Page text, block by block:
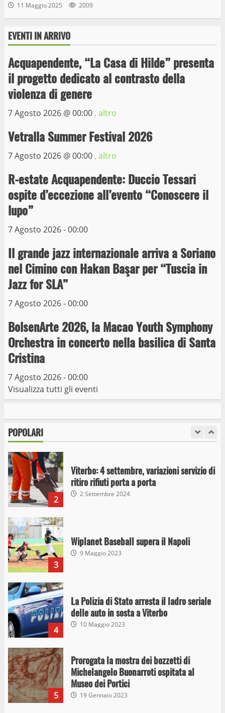
11 Maggio 2025 2009
EVENTI IN ARRIVO
Acquapendente, “La Casa di Hilde” presenta
il progetto dedicato al contrasto della
violenza di genere
7 Agosto 2026 @00:00, altro
Vetralla Summer Festival 2026
7 Agosto 2026 @00:00, altro
R-estate Acquapendente: Duccio Tessari
ospite d’eccezione all’evento “Conoscere il
lupo”
7 Agosto 2026 - 00:00
Il grande jazz internazionale arriva a Soriano
nel Cimino con Hakan Başar per “Tuscia in
Jazz for SLA”
7 Agosto 2026 - 00:00
BolsenArte 2026, la Macao Youth Symphony
Orchestra in concerto nella basilica di Santa
Cristina
7 Agosto 2026 - 00:00
Visualizza tutti gli eventi
POPOLARI
3
Wiplanet Baseball supera il Napoli
9 Maggio 2023
4
La Polizia di Stato arresta il ladro seriale
delle auto in sosta a Viterbo
Prorogata la mostra dei bozzetti di
Museo dei Portici
6
Trasporto pubblico locale, trasferimento
capolinea al terminal Riello dal 15 al 17
15 Giugno 2023
Giochi Sportivi Studenteschi di Atletica a
Viterbo
I Carabinieri arrestano due giovani per
stupefacenti
2
Viterbo: 4 settembre, variazioni servizio di
ritiro rifiuti porta a porta
2 Settembre 2024
3
Wiplanet Baseball supera il Napoli
9 Maggio 2023
4
La Polizia di Stato arresta il ladro seriale
delle auto in sosta a Viterbo
10 Maggio 2023
5
Prorogata la mostra dei bozzetti di
Michelangelo Buonarroti ospitata al
Museo dei Portici
19 Gennaio 2023